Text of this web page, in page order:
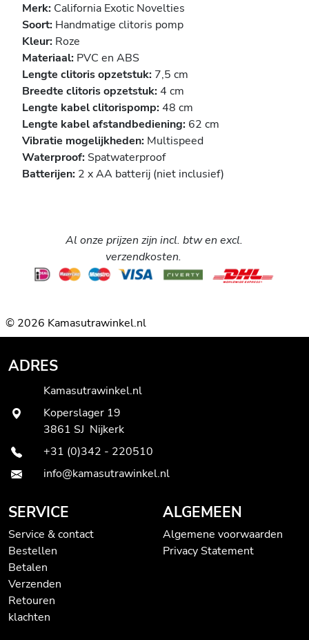
Merk: California Exotic Novelties
Soort: Handmatige clitoris pomp
Kleur: Roze
Materiaal: PVC en ABS
Lengte clitoris opzetstuk: 7,5 cm
Breedte clitoris opzetstuk:4 cm
Lengte kabel clitorispomp:48 cm
Lengte kabel afstandbediening: 62 cm
Vibratie mogelijkheden: Multispeed
Waterproof: Spatwaterproof
Batterijen: 2 x AA batterij (niet inclusief)
Al onze prijzen zijn incl. btw en excl.
verzendkosten.
© 2026 Kamasutrawinkel.nl
ADRES
Kamasutrawinkel.nl
Koperslager 19
3861 SJ Nijkerk
+31 (0)342 - 220510
info@kamasutrawinkel.nl
SERVICE
Service & contact
Bestellen
Betalen
Verzenden
Retouren
klachten
ALGEMEEN
Algemene voorwaarden
Privacy Statement